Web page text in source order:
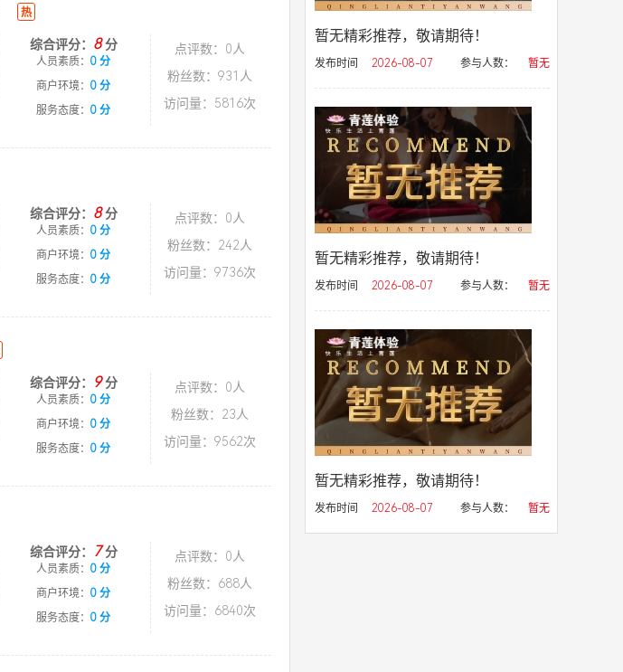
热
综合评分： 8分
人员素质： 0 分
商户环境： 0 分
服务态度： 0 分
点评数：0人
粉丝数：931人
访问量：5816次
综合评分： 8分
人员素质： 0 分
商户环境： 0 分
服务态度： 0 分
点评数：0人
粉丝数：242人
访问量：9736次
综合评分： 9分
人员素质： 0 分
商户环境： 0 分
服务态度： 0 分
点评数：0人
粉丝数：23人
访问量：9562次
综合评分： 7分
人员素质： 0 分
商户环境： 0 分
服务态度： 0 分
点评数：0人
粉丝数：688人
访问量：6840次
暂无精彩推荐，敬请期待！
发布时间 2026-08-07 参与人数： 暂无
暂无精彩推荐，敬请期待！
发布时间 2026-08-07 参与人数： 暂无
暂无精彩推荐，敬请期待！
发布时间 2026-08-07 参与人数： 暂无